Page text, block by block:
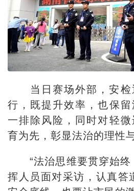
当日赛场外部，安
行，既提升效率，也保
一排除风险，同时对轻
育为先，彰显法治的理性
“法治思维要贯穿始
挥人员面对采访，认真答